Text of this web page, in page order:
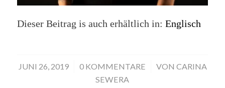
Dieser Beitrag is auch erhältlich in: Englisch
JUNI 26, 2019
/ 0 KOMMENTARE
/ VON CARINA
SEWERA